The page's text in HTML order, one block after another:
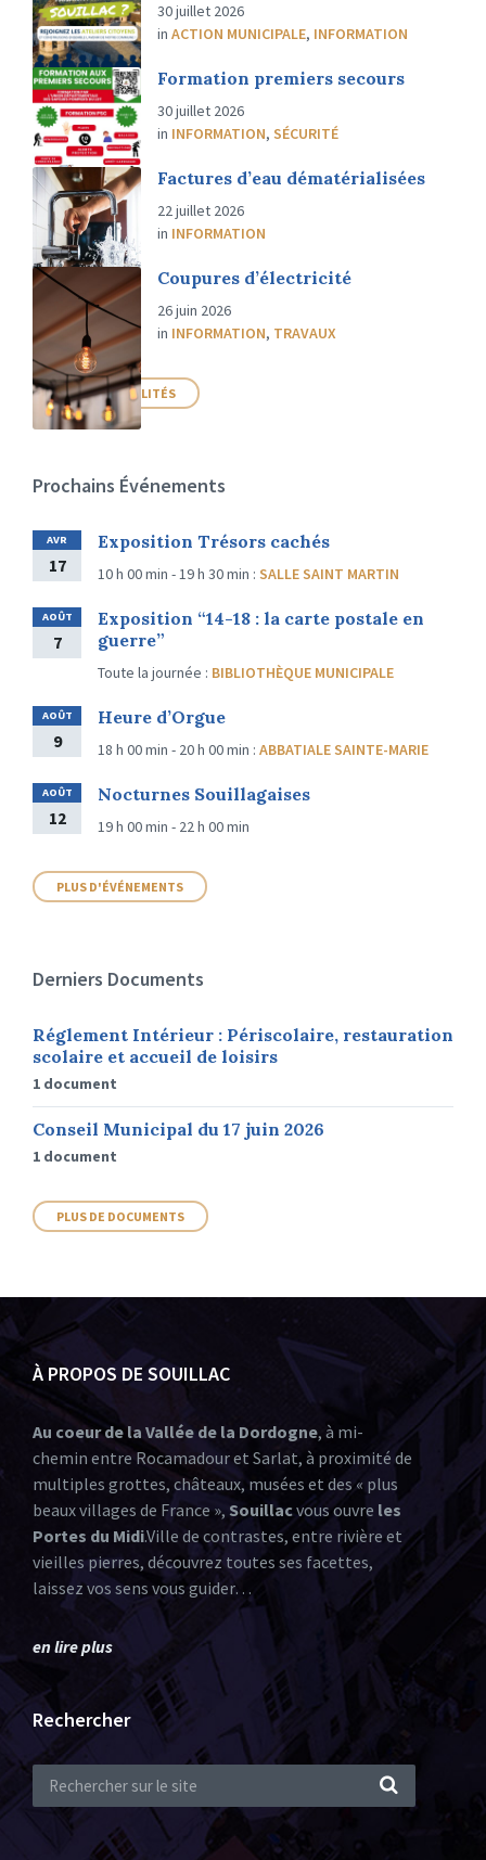
30 juillet 2026
in ACTION MUNICIPALE, INFORMATION
Formation premiers secours
30 juillet 2026
in INFORMATION, SÉCURITÉ
Factures d’eau dématérialisées
22 juillet 2026
in INFORMATION
Coupures d’électricité
26 juin 2026
in INFORMATION, TRAVAUX
PLUS D'ACTUALITÉS
Prochains Événements
AVR
17
Exposition Trésors cachés
10 h 00 min - 19 h 30 min : SALLE SAINT MARTIN
AOÛT
7
Exposition “14-18 : la carte postale en
guerre”
Toute la journée : BIBLIOTHÈQUE MUNICIPALE
AOÛT
9
Heure d’Orgue
18 h 00 min - 20 h 00 min : ABBATIALE SAINTE-MARIE
AOÛT
12
Nocturnes Souillagaises
19 h 00 min - 22 h 00 min
PLUS D'ÉVÉNEMENTS
Derniers Documents
Réglement Intérieur : Périscolaire, restauration
scolaire et accueil de loisirs
1 document
Conseil Municipal du 17 juin 2026
1 document
PLUS DE DOCUMENTS
À PROPOS DE SOUILLAC
Au coeur de la Vallée de la Dordogne, à mi-
chemin entre Rocamadour et Sarlat, à proximité de
multiples grottes, châteaux, musées et des « plus
beaux villages de France », Souillacvous ouvre les
Portes du Midi.Ville de contrastes, entre rivière et
vieilles pierres, découvrez toutes ses facettes,
laissez vos sens vous guider…
en lire plus
Rechercher